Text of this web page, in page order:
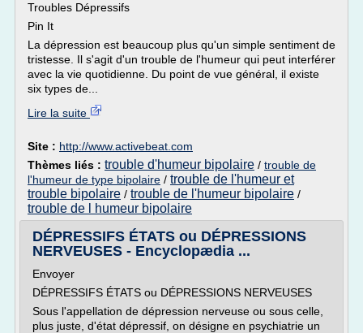
Troubles Dépressifs
Pin It
La dépression est beaucoup plus qu'un simple sentiment de
tristesse. Il s'agit d'un trouble de l'humeur qui peut interférer
avec la vie quotidienne. Du point de vue général, il existe
six types de...
Lire la suite
Site : http://www.activebeat.com
Thèmes liés : trouble d'humeur bipolaire / trouble de
l'humeur de type bipolaire / trouble de l'humeur et
trouble bipolaire / trouble de l'humeur bipolaire /
trouble de l humeur bipolaire
DÉPRESSIFS ÉTATS ou DÉPRESSIONS
NERVEUSES - Encyclopædia ...
Envoyer
DÉPRESSIFS ÉTATS ou DÉPRESSIONS NERVEUSES
Sous l'appellation de dépression nerveuse ou sous celle,
plus juste, d'état dépressif, on désigne en psychiatrie un